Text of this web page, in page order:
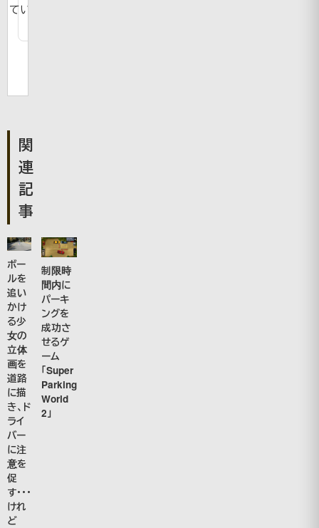
ています。
関
連
記
事
ボー
ルを
追い
かけ
る少
女の
立体
画を
道路
に描
き、ド
ライ
バー
に注
意を
促
す・・・
けれ
ど
制限時
間内に
パーキ
ングを
成功さ
せるゲ
ーム
「Super
Parking
World
2」